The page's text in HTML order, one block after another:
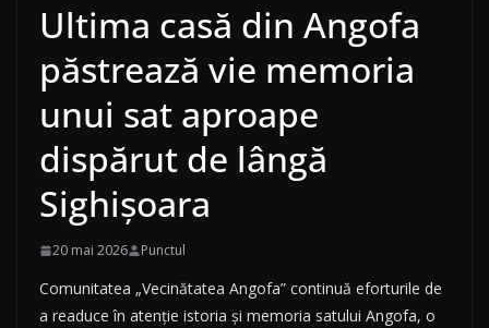
Ultima casă din Angofa
păstrează vie memoria
unui sat aproape
dispărut de lângă
Sighișoara
20 mai 2026 Punctul
Comunitatea „Vecinătatea Angofa” continuă eforturile de
a readuce în atenție istoria și memoria satului Angofa, o